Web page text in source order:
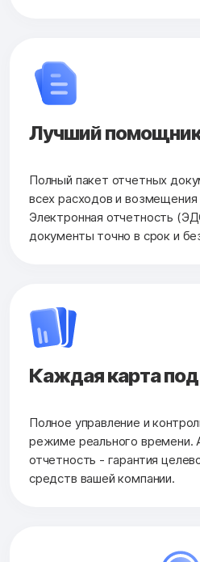
Лучший помощник
Полный пакет отчетных
всех расходов и
Электронная отчетность
документы точно в срок и
Каждая карта
Полное управление и
режиме реального времени.
отчетность - гарантия
средств вашей компании.